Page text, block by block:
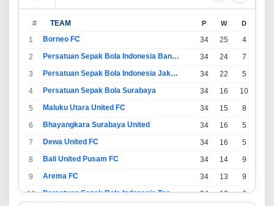
# TEAM P W D
1 Borneo FC 34 25 4
2
Persatuan Sepak Bola Indonesia Bandung 34 24 7
3
Persatuan Sepak Bola Indonesia Jakarta 34 22 5
4
Persatuan Sepak Bola Surabaya 34 16 10
5
Maluku Utara United FC 34 15 8
6
Bhayangkara Surabaya United 34 16 5
7
Dewa United FC 34 16 5
8
Bali United Pusam FC 34 14 9
9
Arema FC 34 13 9
10
Persatuan Sepak Bola Indonesia Tangerang 34 13 6